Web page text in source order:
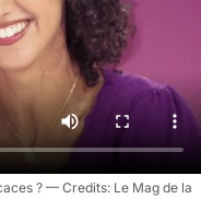
?
Le Mag de la